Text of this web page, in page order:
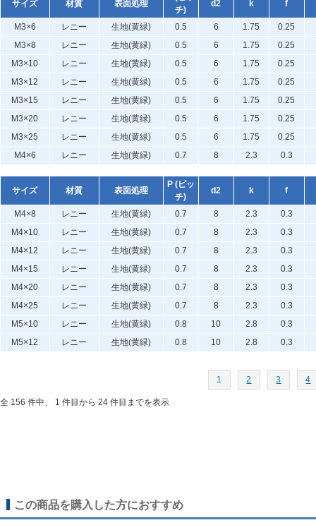
サイズ 材質 表面処理
チ)
d2 k f
M3×6 レニー 生地(黄緑) 0.5 6 1.75
0.25
M3×8
レニー 生地(黄緑) 0.5 6 1.75
0.25
M3×10
レニー 生地(黄緑) 0.5 6 1.75
0.25
M3×12
レニー 生地(黄緑) 0.5 6 1.75
0.25
M3×15
レニー 生地(黄緑) 0.5 6 1.75
0.25
M3×20
レニー 生地(黄緑) 0.5 6 1.75
0.25
M3×25
レニー 生地(黄緑) 0.5 6 1.75
0.25
M4×6
レニー 生地(黄緑) 0.7 8 2.3 0.3
サイズ 材質 表面処理
P (ピッ
チ)
d2 k f
M4×8 レニー 生地(黄緑) 0.7 8 2.3
0.3
M4×10
レニー 生地(黄緑) 0.7 8 2.3
0.3
M4×12
レニー 生地(黄緑) 0.7 8 2.3
0.3
M4×15
レニー 生地(黄緑) 0.7 8 2.3
0.3
M4×20
レニー 生地(黄緑) 0.7 8 2.3
0.3
M4×25
レニー 生地(黄緑) 0.7 8 2.3
0.3
M5×10
レニー 生地(黄緑) 0.8 10 2.8
0.3
M5×12
レニー 生地(黄緑) 0.8 10 2.8 0.3
1 2 3 4
全 156 件中、 1 件目から 24 件目までを表示
この商品を購入した方におすすめ